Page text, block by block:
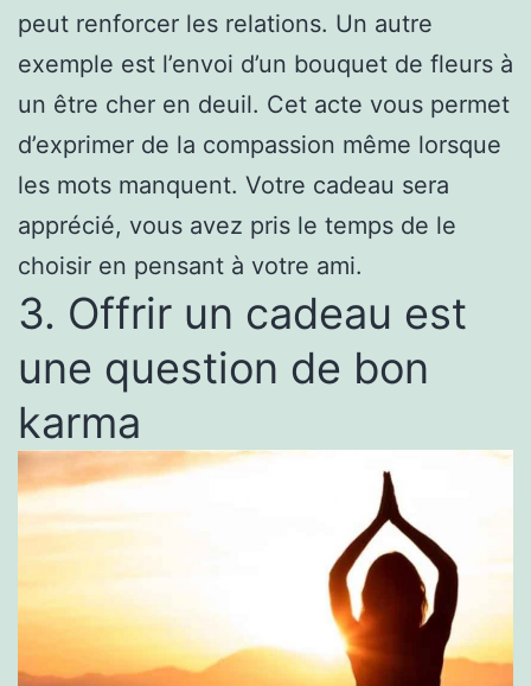
peut renforcer les relations. Un autre
exemple est l’envoi d’un bouquet de fleurs à
un être cher en deuil. Cet acte vous permet
d’exprimer de la compassion même lorsque
les mots manquent. Votre cadeau sera
apprécié, vous avez pris le temps de le
choisir en pensant à votre ami.
3. Offrir un cadeau est
une question de bon
karma